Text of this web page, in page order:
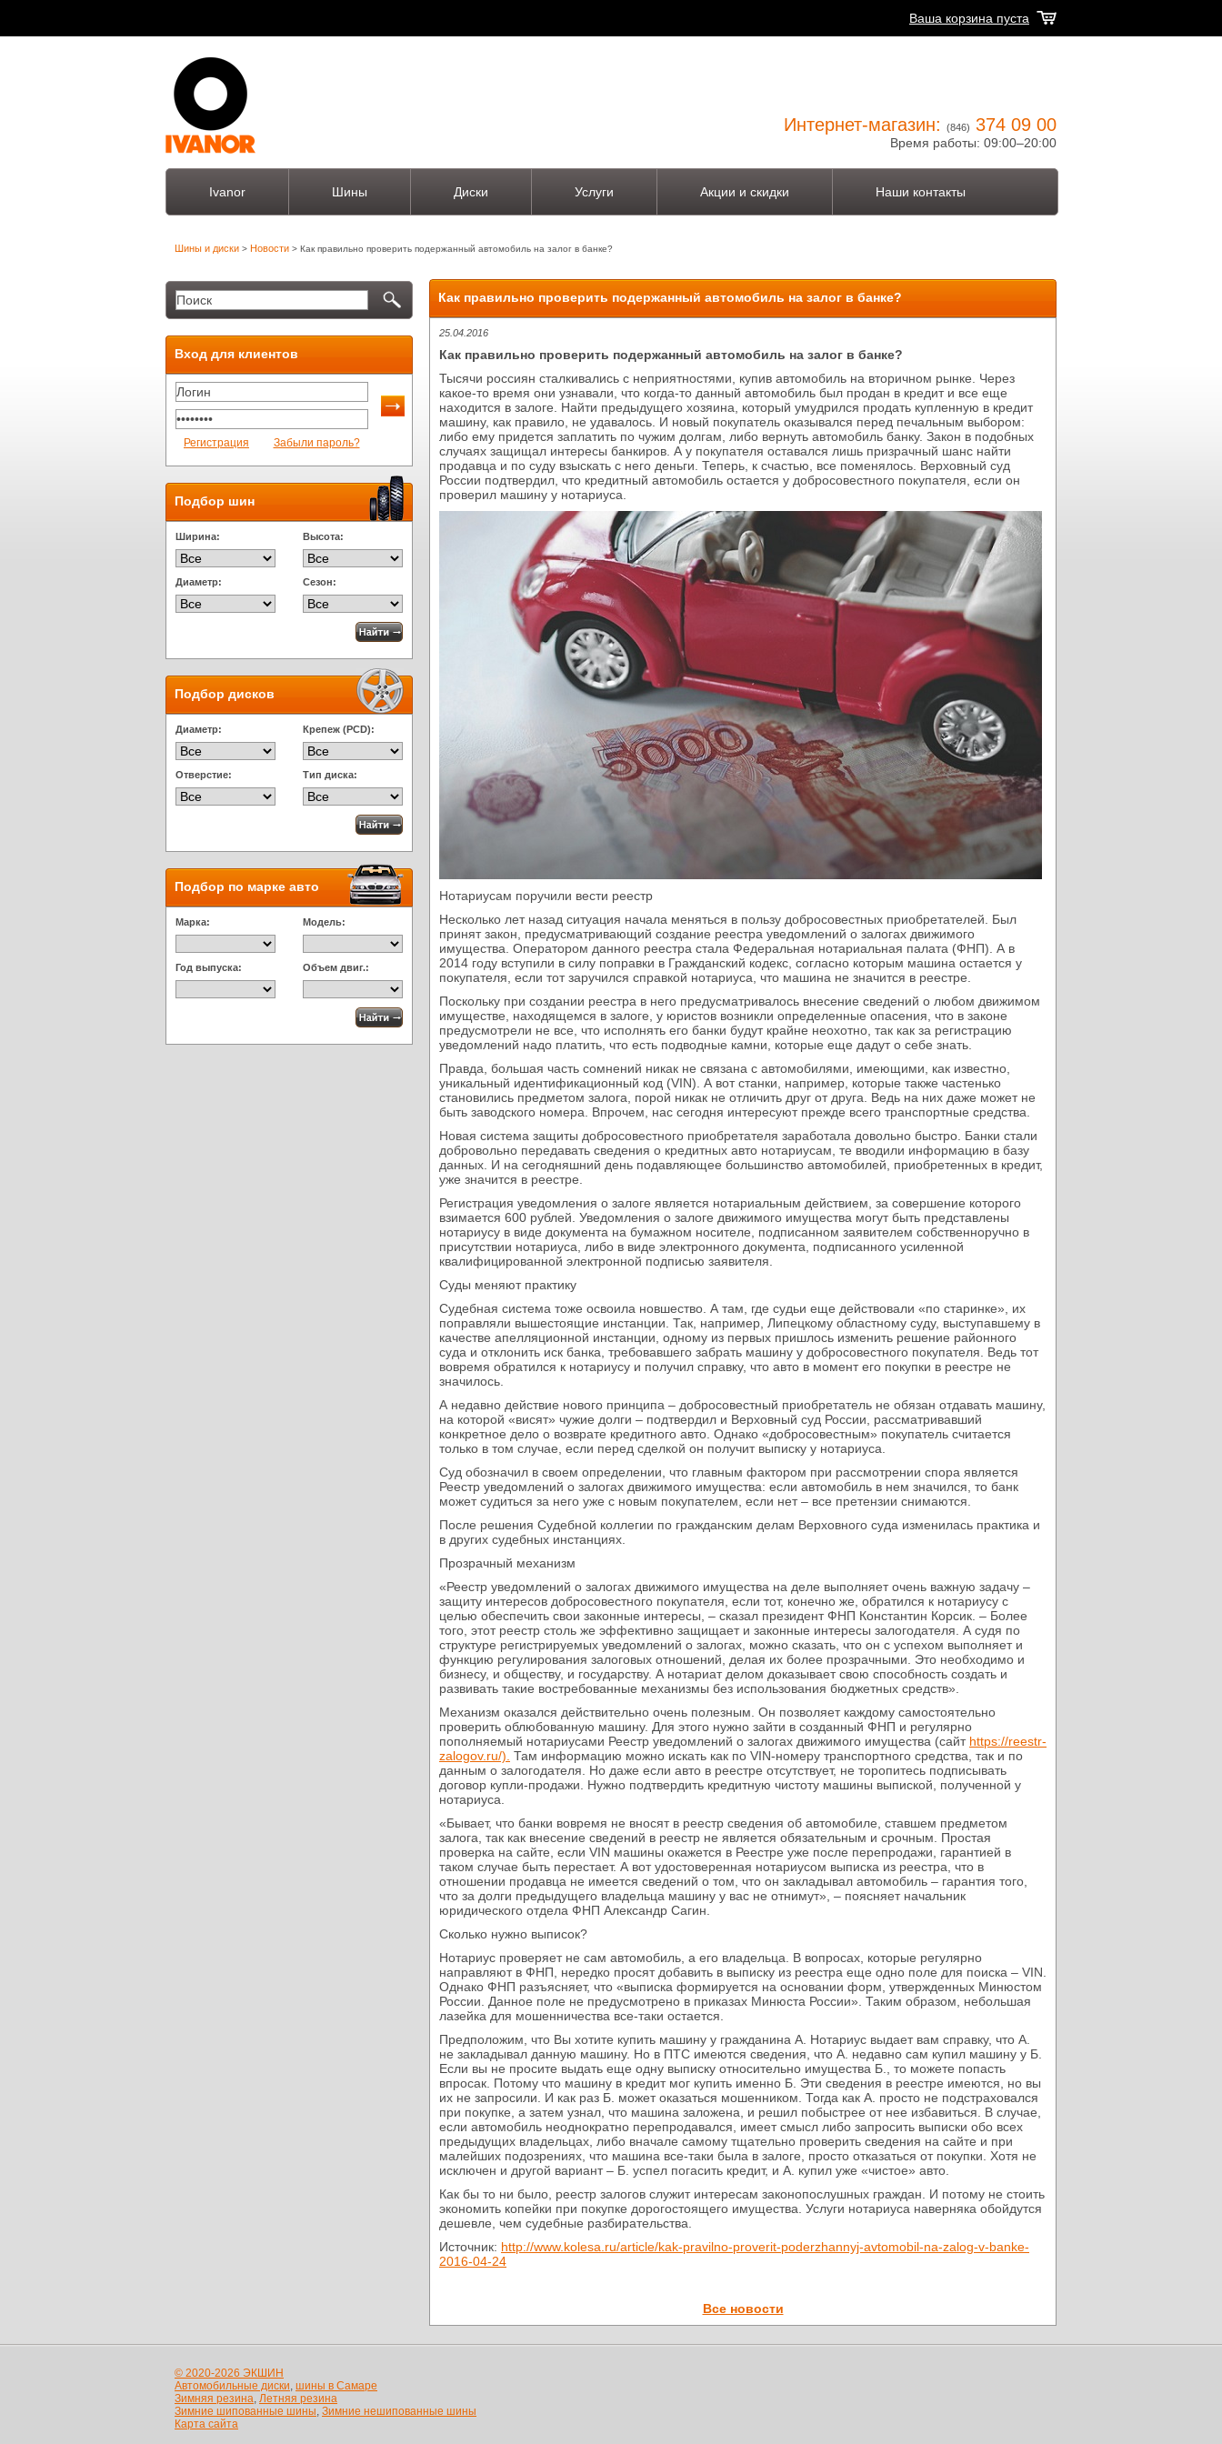
Ваша корзина пуста
Интернет-магазин: (846) 374 09 00
Время работы: 09:00–20:00
Ivanor Шины Диски Услуги Акции и скидки Наши контакты
Шины и диски > Новости > Как правильно проверить подержанный автомобиль на залог в банке?
Вход для клиентов
Регистрация Забыли пароль?
Подбор шин
Ширина: Высота:
Диаметр: Сезон:
Подбор дисков
Диаметр: Крепеж (PCD):
Отверстие: Тип диска:
Подбор по марке авто
Марка: Модель:
Год выпуска: Объем двиг.:
Как правильно проверить подержанный автомобиль на залог в банке?
25.04.2016
Как правильно проверить подержанный автомобиль на залог в банке?
Тысячи россиян сталкивались с неприятностями, купив автомобиль на вторичном рынке. Через
какое-то время они узнавали, что когда-то данный автомобиль был продан в кредит и все еще
находится в залоге. Найти предыдущего хозяина, который умудрился продать купленную в кредит
машину, как правило, не удавалось. И новый покупатель оказывался перед печальным выбором:
либо ему придется заплатить по чужим долгам, либо вернуть автомобиль банку. Закон в подобных
случаях защищал интересы банкиров. А у покупателя оставался лишь призрачный шанс найти
продавца и по суду взыскать с него деньги. Теперь, к счастью, все поменялось. Верховный суд
России подтвердил, что кредитный автомобиль остается у добросовестного покупателя, если он
проверил машину у нотариуса.
Нотариусам поручили вести реестр
Несколько лет назад ситуация начала меняться в пользу добросовестных приобретателей. Был
принят закон, предусматривающий создание реестра уведомлений о залогах движимого
имущества. Оператором данного реестра стала Федеральная нотариальная палата (ФНП). А в
2014 году вступили в силу поправки в Гражданский кодекс, согласно которым машина остается у
покупателя, если тот заручился справкой нотариуса, что машина не значится в реестре.
Поскольку при создании реестра в него предусматривалось внесение сведений о любом движимом
имуществе, находящемся в залоге, у юристов возникли определенные опасения, что в законе
предусмотрели не все, что исполнять его банки будут крайне неохотно, так как за регистрацию
уведомлений надо платить, что есть подводные камни, которые еще дадут о себе знать.
Правда, большая часть сомнений никак не связана с автомобилями, имеющими, как известно,
уникальный идентификационный код (VIN). А вот станки, например, которые также частенько
становились предметом залога, порой никак не отличить друг от друга. Ведь на них даже может не
быть заводского номера. Впрочем, нас сегодня интересуют прежде всего транспортные средства.
Новая система защиты добросовестного приобретателя заработала довольно быстро. Банки стали
добровольно передавать сведения о кредитных авто нотариусам, те вводили информацию в базу
данных. И на сегодняшний день подавляющее большинство автомобилей, приобретенных в кредит,
уже значится в реестре.
Регистрация уведомления о залоге является нотариальным действием, за совершение которого
взимается 600 рублей. Уведомления о залоге движимого имущества могут быть представлены
нотариусу в виде документа на бумажном носителе, подписанном заявителем собственноручно в
присутствии нотариуса, либо в виде электронного документа, подписанного усиленной
квалифицированной электронной подписью заявителя.
Суды меняют практику
Судебная система тоже освоила новшество. А там, где судьи еще действовали «по старинке», их
поправляли вышестоящие инстанции. Так, например, Липецкому областному суду, выступавшему в
качестве апелляционной инстанции, одному из первых пришлось изменить решение районного
суда и отклонить иск банка, требовавшего забрать машину у добросовестного покупателя. Ведь тот
вовремя обратился к нотариусу и получил справку, что авто в момент его покупки в реестре не
значилось.
А недавно действие нового принципа – добросовестный приобретатель не обязан отдавать машину,
на которой «висят» чужие долги – подтвердил и Верховный суд России, рассматривавший
конкретное дело о возврате кредитного авто. Однако «добросовестным» покупатель считается
только в том случае, если перед сделкой он получит выписку у нотариуса.
Суд обозначил в своем определении, что главным фактором при рассмотрении спора является
Реестр уведомлений о залогах движимого имущества: если автомобиль в нем значился, то банк
может судиться за него уже с новым покупателем, если нет – все претензии снимаются.
После решения Судебной коллегии по гражданским делам Верховного суда изменилась практика и
в других судебных инстанциях.
Прозрачный механизм
«Реестр уведомлений о залогах движимого имущества на деле выполняет очень важную задачу –
защиту интересов добросовестного покупателя, если тот, конечно же, обратился к нотариусу с
целью обеспечить свои законные интересы, – сказал президент ФНП Константин Корсик. – Более
того, этот реестр столь же эффективно защищает и законные интересы залогодателя. А судя по
структуре регистрируемых уведомлений о залогах, можно сказать, что он с успехом выполняет и
функцию регулирования залоговых отношений, делая их более прозрачными. Это необходимо и
бизнесу, и обществу, и государству. А нотариат делом доказывает свою способность создать и
развивать такие востребованные механизмы без использования бюджетных средств».
Механизм оказался действительно очень полезным. Он позволяет каждому самостоятельно
проверить облюбованную машину. Для этого нужно зайти в созданный ФНП и регулярно
пополняемый нотариусами Реестр уведомлений о залогах движимого имущества (сайт https://reestr-
zalogov.ru/). Там информацию можно искать как по VIN-номеру транспортного средства, так и по
данным о залогодателя. Но даже если авто в реестре отсутствует, не торопитесь подписывать
договор купли-продажи. Нужно подтвердить кредитную чистоту машины выпиской, полученной у
нотариуса.
«Бывает, что банки вовремя не вносят в реестр сведения об автомобиле, ставшем предметом
залога, так как внесение сведений в реестр не является обязательным и срочным. Простая
проверка на сайте, если VIN машины окажется в Реестре уже после перепродажи, гарантией в
таком случае быть перестает. А вот удостоверенная нотариусом выписка из реестра, что в
отношении продавца не имеется сведений о том, что он закладывал автомобиль – гарантия того,
что за долги предыдущего владельца машину у вас не отнимут», – поясняет начальник
юридического отдела ФНП Александр Сагин.
Сколько нужно выписок?
Нотариус проверяет не сам автомобиль, а его владельца. В вопросах, которые регулярно
направляют в ФНП, нередко просят добавить в выписку из реестра еще одно поле для поиска – VIN.
Однако ФНП разъясняет, что «выписка формируется на основании форм, утвержденных Минюстом
России. Данное поле не предусмотрено в приказах Минюста России». Таким образом, небольшая
лазейка для мошенничества все-таки остается.
Предположим, что Вы хотите купить машину у гражданина А. Нотариус выдает вам справку, что А.
не закладывал данную машину. Но в ПТС имеются сведения, что А. недавно сам купил машину у Б.
Если вы не просите выдать еще одну выписку относительно имущества Б., то можете попасть
впросак. Потому что машину в кредит мог купить именно Б. Эти сведения в реестре имеются, но вы
их не запросили. И как раз Б. может оказаться мошенником. Тогда как А. просто не подстраховался
при покупке, а затем узнал, что машина заложена, и решил побыстрее от нее избавиться. В случае,
если автомобиль неоднократно перепродавался, имеет смысл либо запросить выписки обо всех
предыдущих владельцах, либо вначале самому тщательно проверить сведения на сайте и при
малейших подозрениях, что машина все-таки была в залоге, просто отказаться от покупки. Хотя не
исключен и другой вариант – Б. успел погасить кредит, и А. купил уже «чистое» авто.
Как бы то ни было, реестр залогов служит интересам законопослушных граждан. И потому не стоить
экономить копейки при покупке дорогостоящего имущества. Услуги нотариуса наверняка обойдутся
дешевле, чем судебные разбирательства.
Источник: http://www.kolesa.ru/article/kak-pravilno-proverit-poderzhannyj-avtomobil-na-zalog-v-banke-
2016-04-24
Все новости
© 2020-2026 ЭКШИН
Автомобильные диски, шины в Самаре
Зимняя резина, Летняя резина
Зимние шипованные шины, Зимние нешипованные шины
Карта сайта